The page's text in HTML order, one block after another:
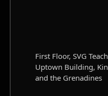
First Floor, SVG
Uptown Building,
and the Grenadines